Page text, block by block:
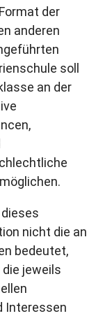
der
anderen
soll
an der
nicht die an
bedeutet,
jeweils
Interessen